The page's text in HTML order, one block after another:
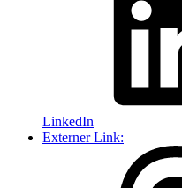
LinkedIn
Externer Link: